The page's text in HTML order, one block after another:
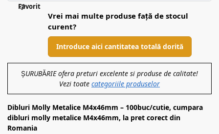
Favorit
Vrei mai multe produse față de stocul
curent?
Introduce aici cantitatea totală dorită
ȘURUBĂRIE ofera preturi excelente si produse de calitate!
Vezi toate categoriile produselor
Dibluri Molly Metalice M4x46mm – 100buc/cutie, cumpara
dibluri molly metalice M4x46mm, la pret corect din
Romania